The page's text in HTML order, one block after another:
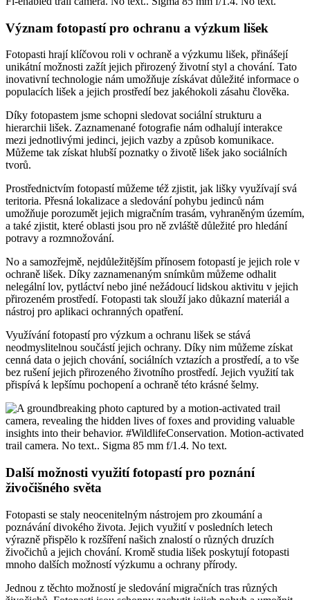
Význam fotopastí pro ochranu a výzkum lišek
Fotopasti hrají klíčovou roli v ochraně a výzkumu lišek, přinášejí
unikátní možnosti zažít jejich přirozený životní styl a chování. Tato
inovativní technologie nám umožňuje získávat důležité informace o
populacích lišek a jejich prostředí bez jakéhokoli zásahu člověka.
Díky fotopastem jsme schopni sledovat sociální strukturu a
hierarchii lišek. Zaznamenané fotografie nám odhalují interakce
mezi jednotlivými jedinci, jejich vazby a způsob komunikace.
Můžeme tak získat hlubší poznatky o životě lišek jako sociálních
tvorů.
Prostřednictvím fotopastí můžeme též zjistit, jak lišky využívají svá
teritoria. Přesná lokalizace a sledování pohybu jedinců nám
umožňuje porozumět jejich migračním trasám, vyhraněným územím,
a také zjistit, které oblasti jsou pro ně zvláště důležité pro hledání
potravy a rozmnožování.
No a samozřejmě, nejdůležitějším přínosem fotopastí je jejich role v
ochraně lišek. Díky zaznamenaným snímkům můžeme odhalit
nelegální lov, pytláctví nebo jiné nežádoucí lidskou aktivitu v jejich
přirozeném prostředí. Fotopasti tak slouží jako důkazní materiál a
nástroj pro aplikaci ochranných opatření.
Využívání fotopastí pro výzkum a ochranu lišek se stává
neodmyslitelnou součástí jejich ochrany. Díky nim můžeme získat
cenná data o jejich chování, sociálních vztazích a prostředí, a to vše
bez rušení jejich přirozeného životního prostředí. Jejich využití tak
přispívá k lepšímu pochopení a ochraně této krásné šelmy.
Další možnosti využití fotopastí pro poznání
živočišného světa
Fotopasti se staly neocenitelným nástrojem pro zkoumání a
poznávání divokého života. Jejich využití v posledních letech
výrazně přispělo k rozšíření našich znalostí o různých druzích
živočichů a jejich chování. Kromě studia lišek poskytují fotopasti
mnoho dalších možností výzkumu a ochrany přírody.
Jednou z těchto možností je sledování migračních tras různých